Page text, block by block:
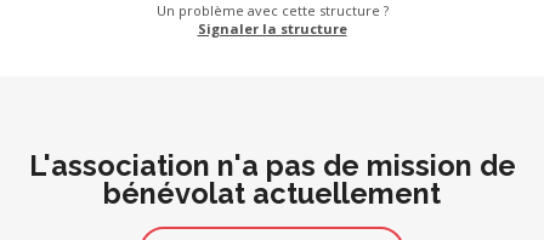
Un problème avec cette structure ?
Signaler la structure
L'association n'a pas de mission de
bénévolat actuellement